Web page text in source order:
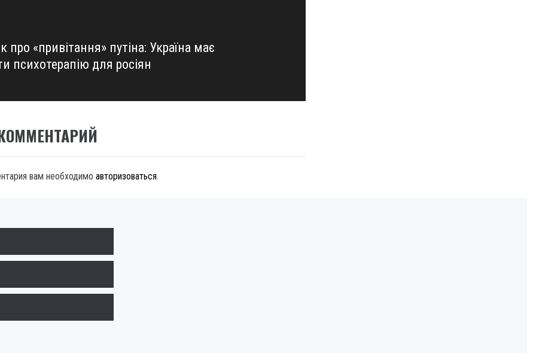
про «привітання» путіна: Україна має
психотерапію для росіян
вам необходимо авторизоваться.